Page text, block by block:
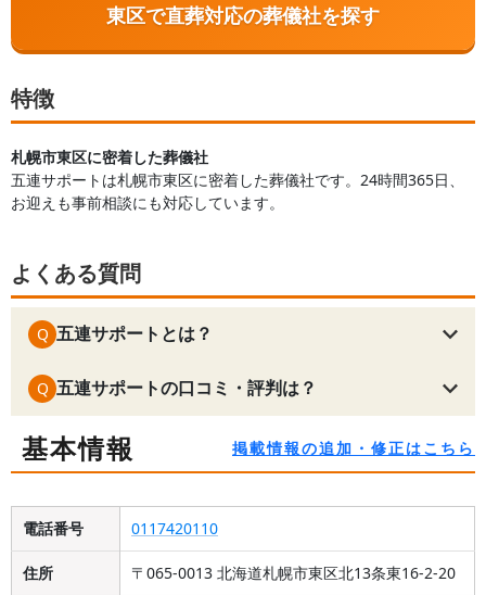
東区で直葬対応の葬儀社を探す
特徴
札幌市東区に密着した葬儀社
五連サポートは札幌市東区に密着した葬儀社です。24時間365日、
お迎えも事前相談にも対応しています。
よくある質問
Q 五連サポートとは？
Q 五連サポートの口コミ・評判は？
基本情報 掲載情報の追加・修正はこちら
電話番号 0117420110
住所 〒065-0013 北海道札幌市東区北13条東16-2-20